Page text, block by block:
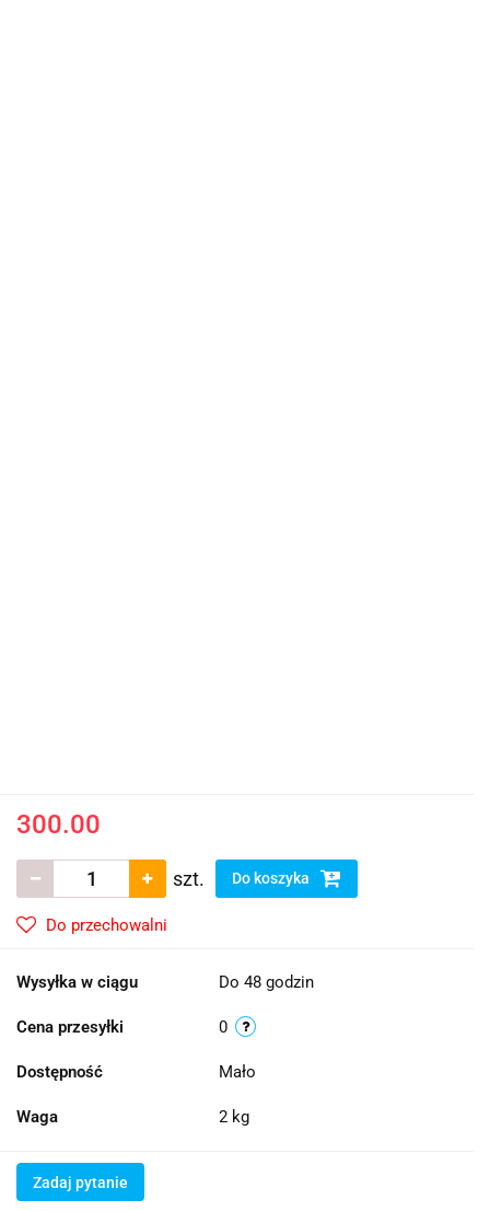
300.00
szt. Do koszyka
Do przechowalni
Wysyłka w ciągu Do 48 godzin
Cena przesyłki 0
Dostępność Mało
Waga 2 kg
Zadaj pytanie